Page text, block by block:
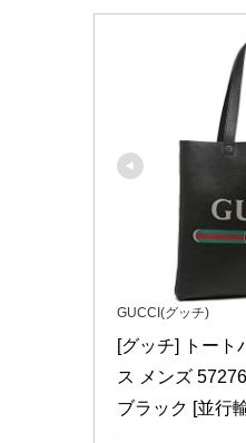
GUCCI(グッチ)
[グッチ] トート
ス メンズ
ブラック [並行